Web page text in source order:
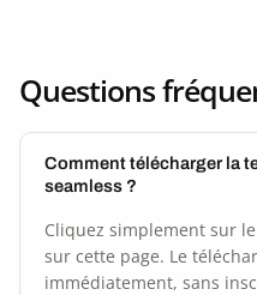
Questions
Comment télécharger la
seamless ?
Cliquez simplement sur
sur cette page. Le
immédiatement, sans